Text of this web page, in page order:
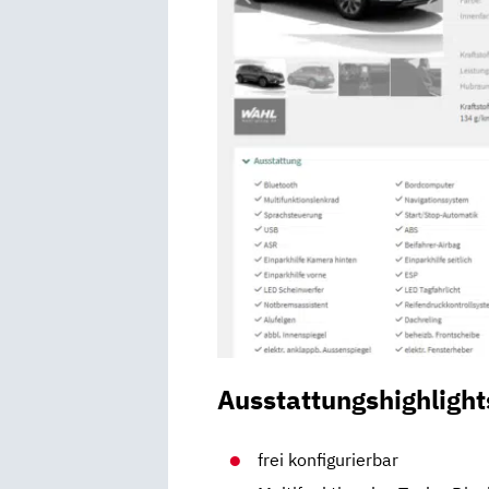
frei konfigurierbar